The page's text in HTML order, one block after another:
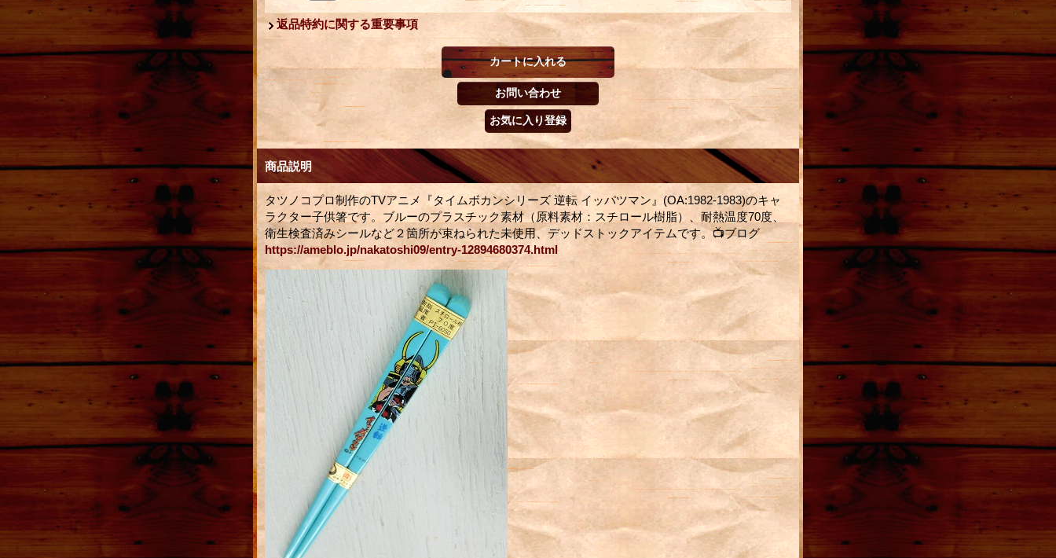
返品特約に関する重要事項
商品説明
タツノコプロ制作のTVアニメ『タイムボカンシリーズ 逆転 イッパツマン』(OA:1982-1983)のキャ
ラクター子供箸です。ブルーのプラスチック素材（原料素材：スチロール樹脂）、耐熱温度70度、
衛生検査済みシールなど２箇所が束ねられた未使用、デッドストックアイテムです。📺ブログ
https://ameblo.jp/nakatoshi09/entry-12894680374.html